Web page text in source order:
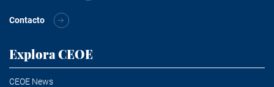
Contacto
Explora CEOE
CEOE News